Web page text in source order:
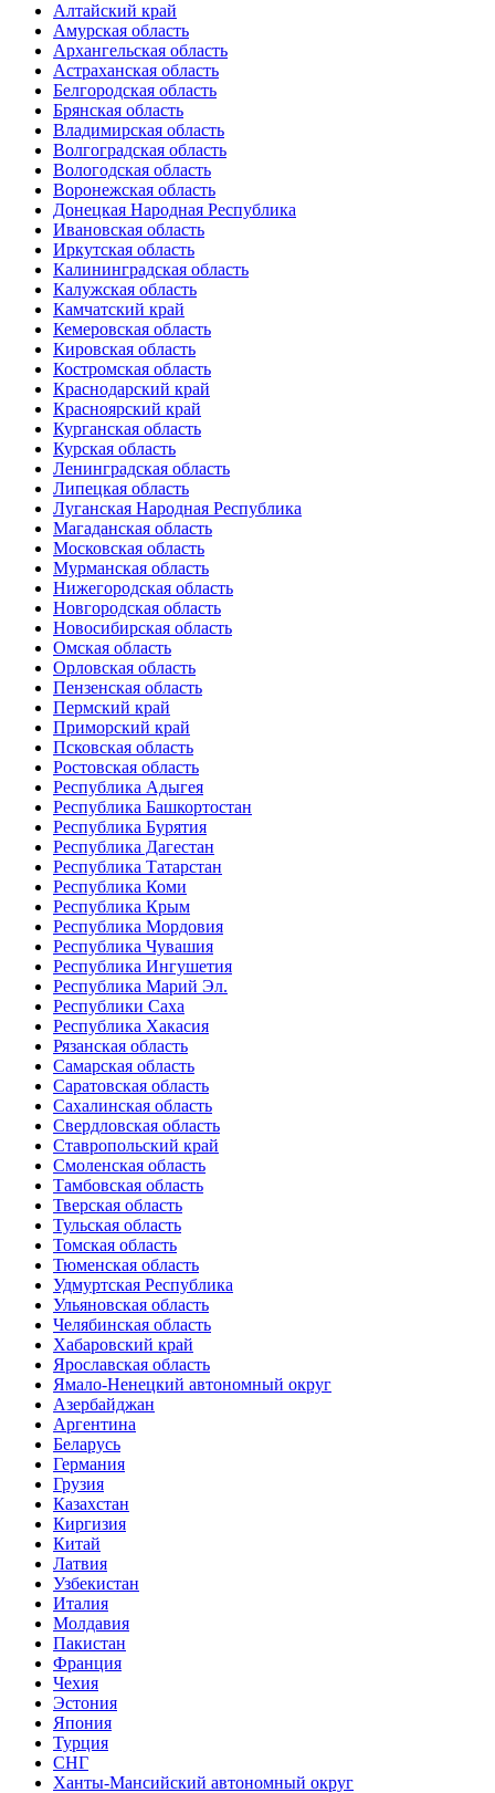
Алтайский край
Амурская область
Архангельская область
Астраханская область
Белгородская область
Брянская область
Владимирская область
Волгоградская область
Вологодская область
Воронежская область
Донецкая Народная Республика
Ивановская область
Иркутская область
Калининградская область
Калужская область
Камчатский край
Кемеровская область
Кировская область
Костромская область
Краснодарский край
Красноярский край
Курганская область
Курская область
Ленинградская область
Липецкая область
Луганская Народная Республика
Магаданская область
Московская область
Мурманская область
Нижегородская область
Новгородская область
Новосибирская область
Омская область
Орловская область
Пензенская область
Пермский край
Приморский край
Псковская область
Ростовская область
Республика Адыгея
Республика Башкортостан
Республика Бурятия
Республика Дагестан
Республика Татарстан
Республика Коми
Республика Крым
Республика Мордовия
Республика Чувашия
Республика Ингушетия
Республика Марий Эл.
Республики Саха
Республика Хакасия
Рязанская область
Самарская область
Саратовская область
Сахалинская область
Свердловская область
Ставропольский край
Смоленская область
Тамбовская область
Тверская область
Тульская область
Томская область
Тюменская область
Удмуртская Республика
Ульяновская область
Челябинская область
Хабаровский край
Ярославская область
Ямало-Ненецкий автономный округ
Азербайджан
Аргентина
Беларусь
Германия
Грузия
Казахстан
Киргизия
Китай
Латвия
Узбекистан
Италия
Молдавия
Пакистан
Франция
Чехия
Эстония
Япония
Турция
СНГ
Ханты-Мансийский автономный округ